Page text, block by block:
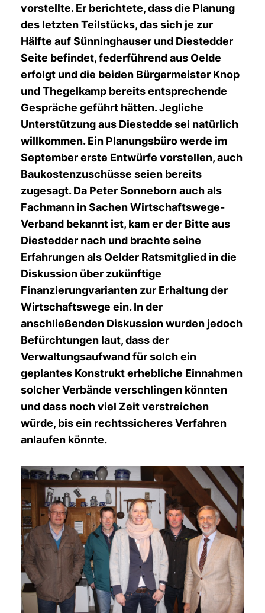
vorstellte. Er berichtete, dass die Planung
des letzten Teilstücks, das sich je zur
Hälfte auf Sünninghauser und Diestedder
Seite befindet, federführend aus Oelde
erfolgt und die beiden Bürgermeister Knop
und Thegelkamp bereits entsprechende
Gespräche geführt hätten. Jegliche
Unterstützung aus Diestedde sei natürlich
willkommen. Ein Planungsbüro werde im
September erste Entwürfe vorstellen, auch
Baukostenzuschüsse seien bereits
zugesagt. Da Peter Sonneborn auch als
Fachmann in Sachen Wirtschaftswege-
Verband bekannt ist, kam er der Bitte aus
Diestedder nach und brachte seine
Erfahrungen als Oelder Ratsmitglied in die
Diskussion über zukünftige
Finanzierungvarianten zur Erhaltung der
Wirtschaftswege ein. In der
anschließenden Diskussion wurden jedoch
Befürchtungen laut, dass der
Verwaltungsaufwand für solch ein
geplantes Konstrukt erhebliche Einnahmen
solcher Verbände verschlingen könnten
und dass noch viel Zeit verstreichen
würde, bis ein rechtssicheres Verfahren
anlaufen könnte.